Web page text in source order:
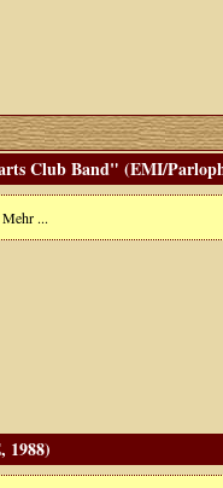
Club Band" (EMI/
Mehr ...
1988)